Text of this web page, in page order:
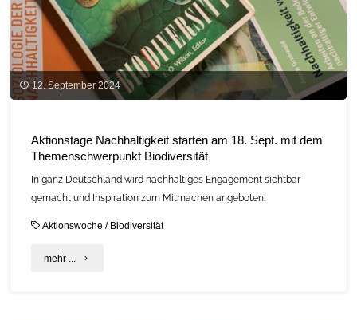
12. September 2024
Aktionstage Nachhaltigkeit starten am 18. Sept. mit dem
Themenschwerpunkt Biodiversität
In ganz Deutschland wird nachhaltiges Engagement sichtbar
gemacht und Inspiration zum Mitmachen angeboten.
Aktionswoche / Biodiversität
mehr ... "Aktionstage